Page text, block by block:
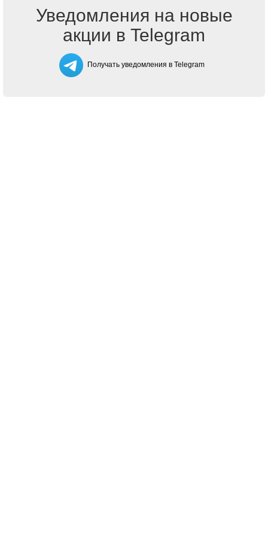
Уведомления на новые
акции в Telegram
Получать уведомления в Telegram